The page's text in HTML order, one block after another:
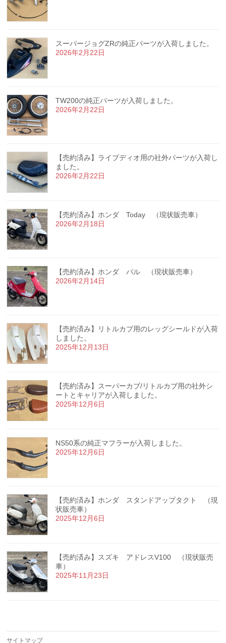
スーパージョグZRの純正パーツが入荷しました。
2026年2月22日
TW200の純正パーツが入荷しました。
2026年2月22日
【売約済み】ライブディオ用の社外パーツが入荷し
ました。
2026年2月22日
【売約済み】ホンダ Today （現状販売車）
2026年2月18日
【売約済み】ホンダ パル （現状販売車）
2026年2月14日
【売約済み】リトルカブ用のレッグシールドが入荷
しました。
2025年12月13日
【売約済み】スーパーカブ/リトルカブ用の社外シ
ートとキャリアが入荷しました。
2025年12月6日
NS50系の純正マフラーが入荷しました。
2025年12月6日
【売約済み】ホンダ スタンドアップタクト （現
状販売車）
2025年12月6日
【売約済み】スズキ アドレスV100 （現状販売
車）
2025年11月23日
サイトマップ